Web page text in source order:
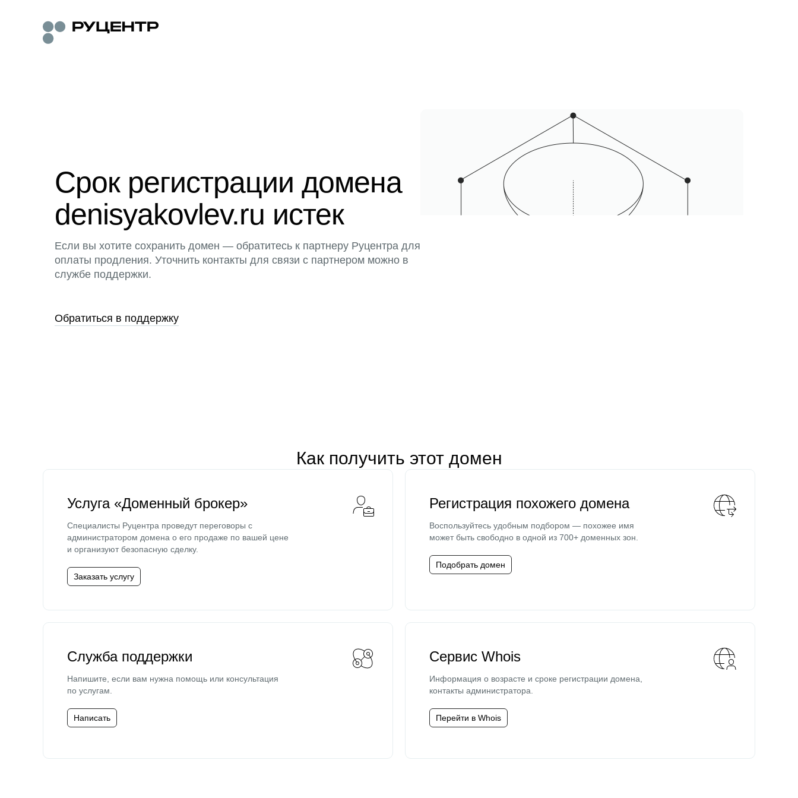
Срок регистрации домена
denisyakovlev.ru истек
Если вы хотите сохранить домен — обратитесь к партнеру Руцентра для
оплаты продления. Уточнить контакты для связи с партнером можно в
службе поддержки.
Обратиться в поддержку
Как получить этот домен
Услуга «Доменный брокер»
Специалисты Руцентра проведут переговоры с
администратором домена о его продаже по вашей цене
и организуют безопасную сделку.
Заказать услугу
Регистрация похожего домена
Воспользуйтесь удобным подбором — похожее имя
может быть свободно в одной из 700+ доменных зон.
Подобрать домен
Служба поддержки
Напишите, если вам нужна помощь или консультация
по услугам.
Написать
Сервис Whois
Информация о возрасте и сроке регистрации домена,
контакты администратора.
Перейти в Whois